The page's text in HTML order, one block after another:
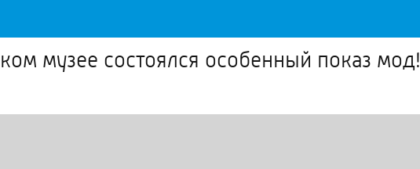
музее состоялся особенный показ мод!